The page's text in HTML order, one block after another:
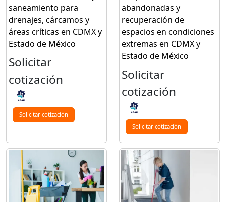
saneamiento para
drenajes, cárcamos y
áreas críticas en CDMX y
Estado de México
Solicitar
cotización
Solicitar cotización
abandonadas y
recuperación de
espacios en condiciones
extremas en CDMX y
Estado de México
Solicitar
cotización
Solicitar cotización